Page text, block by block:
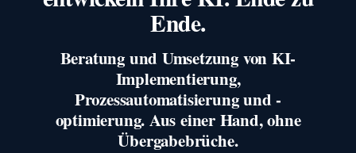
Ende.
Beratung und Umsetzung von KI-
Implementierung,
Prozessautomatisierung und -
optimierung. Aus einer Hand, ohne
Übergabebrüche.